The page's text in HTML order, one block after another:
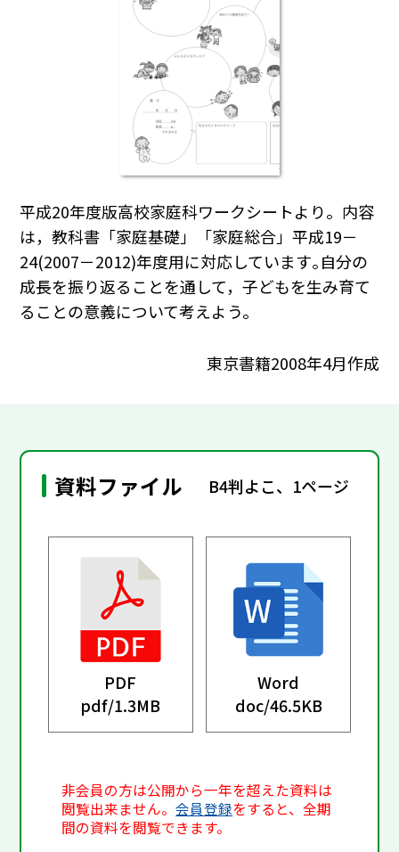
平成20年度版高校家庭科ワークシートより。内容
は，教科書「家庭基礎」「家庭総合」平成19－
24(2007－2012)年度用に対応しています｡自分の
成長を振り返ることを通して，子どもを生み育て
ることの意義について考えよう。
東京書籍2008年4月作成
資料ファイル B4判よこ、1ページ
PDF
pdf/1.3MB
Word
doc/46.5KB
非会員の方は公開から一年を超えた資料は
閲覧出来ません。会員登録をすると、全期
間の資料を閲覧できます。